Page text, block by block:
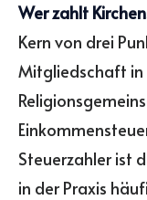
Wer zahlt
Kern von drei
Mitgliedschaft in
Steuerzahler ist
in der Praxis